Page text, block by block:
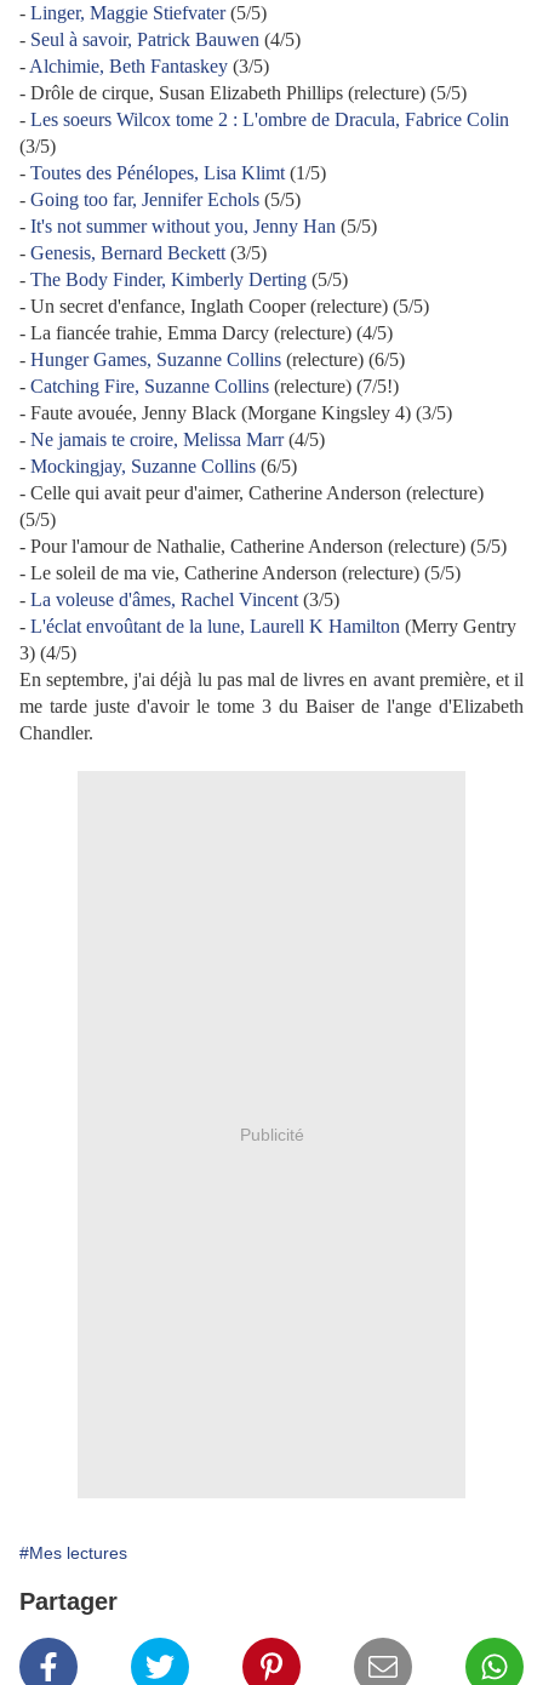
- Linger, Maggie Stiefvater(5/5)
- Seul à savoir, Patrick Bauwen (4/5)
- Alchimie, Beth Fantaskey (3/5)
- Drôle de cirque, Susan Elizabeth Phillips (relecture) (5/5)
- Les soeurs Wilcox tome 2 : L'ombre de Dracula, Fabrice Colin
(3/5)
- Toutes des Pénélopes, Lisa Klimt (1/5)
- Going too far, Jennifer Echols (5/5)
- It's not summer without you, Jenny Han (5/5)
- Genesis, Bernard Beckett (3/5)
- The Body Finder, Kimberly Derting (5/5)
- Un secret d'enfance, Inglath Cooper (relecture) (5/5)
- La fiancée trahie, Emma Darcy (relecture) (4/5)
- Hunger Games, Suzanne Collins (relecture) (6/5)
- Catching Fire, Suzanne Collins (relecture) (7/5!)
- Faute avouée, Jenny Black (Morgane Kingsley 4) (3/5)
- Ne jamais te croire, Melissa Marr(4/5)
- Mockingjay, Suzanne Collins (6/5)
- Celle qui avait peur d'aimer, Catherine Anderson (relecture)
(5/5)
- Pour l'amour de Nathalie, Catherine Anderson (relecture) (5/5)
- Le soleil de ma vie, Catherine Anderson (relecture) (5/5)
- La voleuse d'âmes, Rachel Vincent (3/5)
- L'éclat envoûtant de la lune, Laurell K Hamilton (Merry Gentry
3) (4/5)
En septembre, j'ai déjà lu pas mal de livres en avant première, et il
me tarde juste d'avoir le tome 3 du Baiser de l'ange d'Elizabeth
Chandler.
Publicité
#Mes lectures
Partager